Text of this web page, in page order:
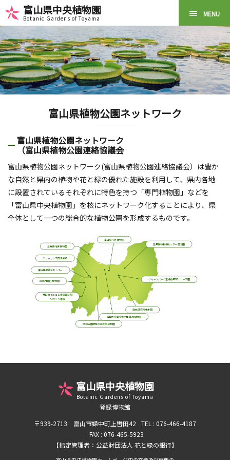
富山県中央植物園
Botanic Gardens of Toyama
富山県植物公園ネットワーク
富山県植物公園ネットワーク
（富山県植物公園連絡協議会
富山県植物公園ネットワーク(富山県植物公園連絡協議会）は豊か
な自然と県内の植物や花と緑の優れた施設を利用して、県内各地
に設置されているそれぞれに特色を持つ「専門植物園」などを
「富山県中央植物園」を核にネットワーク化することにより、県
全体として一つの総合的な植物公園を形成するものです。
氷見市海浜植物園
富山県花総合センター
南砺市園芸植物園
県民公園頼成の森水生植物園
薬用植物指導センター薬草園
森林研究所樹木園
グリーンパーク吉峰山野草・ハーブ園
チューリップ四季彩館
井口カイニョと椿の森公園
いのくち椿館
富山県中央植物園
富山大学薬学部附属薬用植物園
富山県中央植物園
Botanic Gardens of Toyama
登録博物館
〒939-2713 富山市婦中町上轡田42
TEL : 076-466-4187
FAX : 076-465-5923
【指定管理者：公益財団法人 花と緑の銀行】